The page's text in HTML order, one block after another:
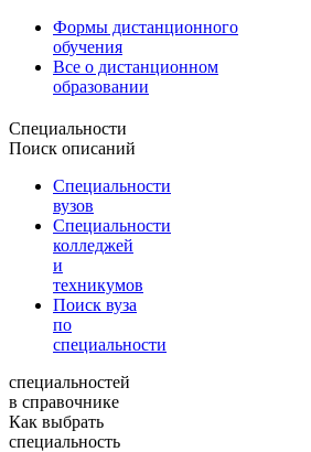
Формы дистанционного
обучения
Все о дистанционном
образовании
Специальности
Поиск описаний
Специальности
вузов
Специальности
колледжей
и
техникумов
Поиск вуза
по
специальности
специальностей
в справочнике
Как выбрать
специальность